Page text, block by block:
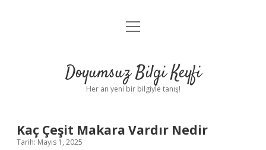
Anasayfa
Yasal Uyarı
menüyü
Doyumsuz Bilgi Keyfi
Her an yeni bir bilgiyle tanış!
Kaç Çeşit Makara Vardır Nedir
Tarih: Mayıs 1, 2025